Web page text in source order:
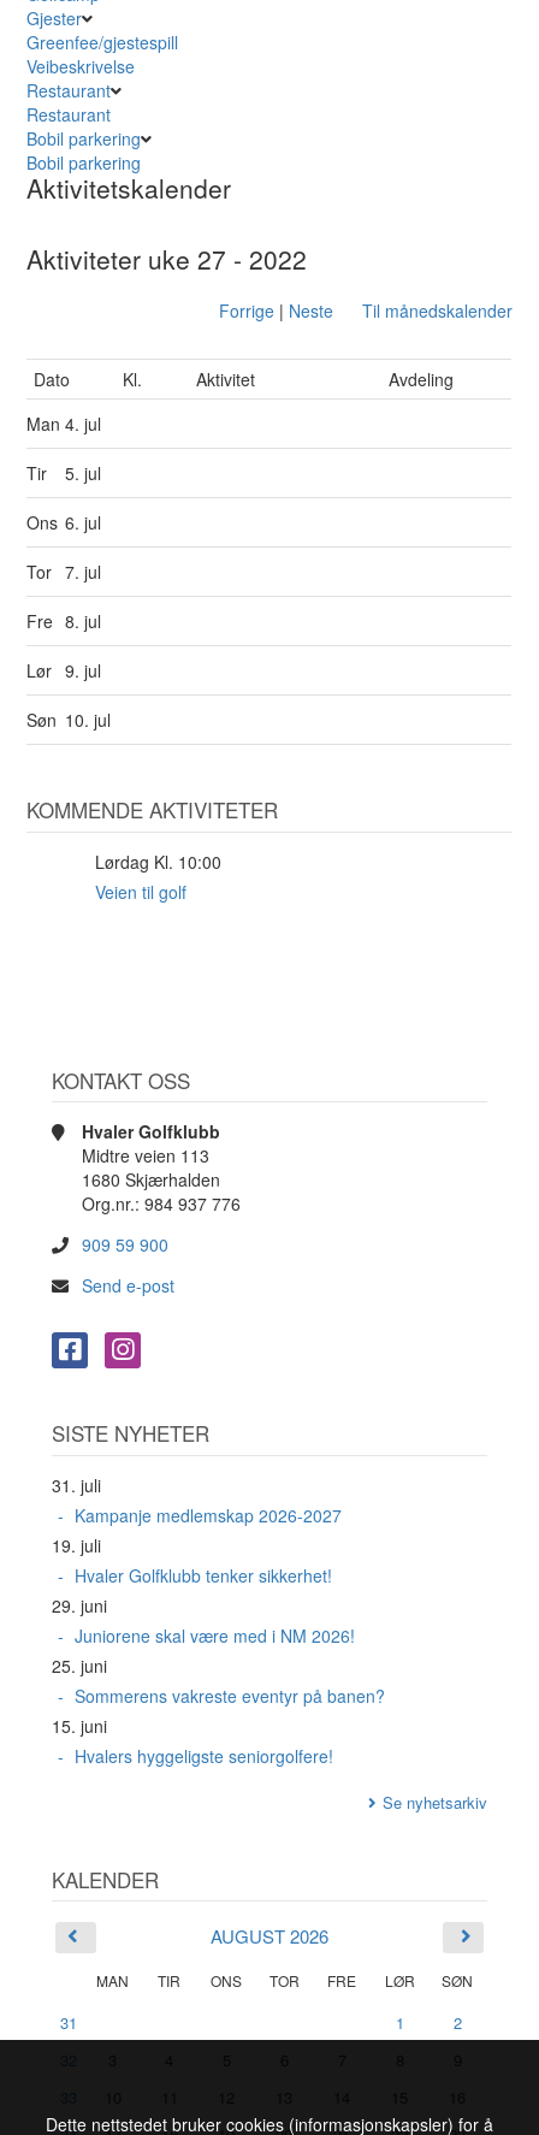
Gjester
Greenfee/gjestespill
Veibeskrivelse
Restaurant
Restaurant
Bobil parkering
Bobil parkering
Aktivitetskalender
Aktiviteter uke 27 - 2022
Forrige| Neste Til månedskalender
Dato Kl. Aktivitet
Avdeling
Man4. jul
Tir 5. jul
Ons 6. jul
Tor 7. jul
Fre 8. jul
Lør 9. jul
Søn 10. jul
KOMMENDE AKTIVITETER
Lørdag Kl. 10:00
Veien til golf
KONTAKT OSS
Hvaler Golfklubb
Midtre veien 113
1680 Skjærhalden
Org.nr.: 984 937 776
909 59 900
Send e-post
SISTE NYHETER
31. juli
Kampanje medlemskap 2026-2027
19. juli
Hvaler Golfklubb tenker sikkerhet!
29. juni
Juniorene skal være med i NM 2026!
25. juni
Sommerens vakreste eventyr på banen?
15. juni
Hvalers hyggeligste seniorgolfere!
Se nyhetsarkiv
KALENDER
AUGUST 2026
MAN TIR ONS TOR FRE LØR SØN
31 1
2
Dette nettstedet bruker cookies (informasjonskapsler) for å